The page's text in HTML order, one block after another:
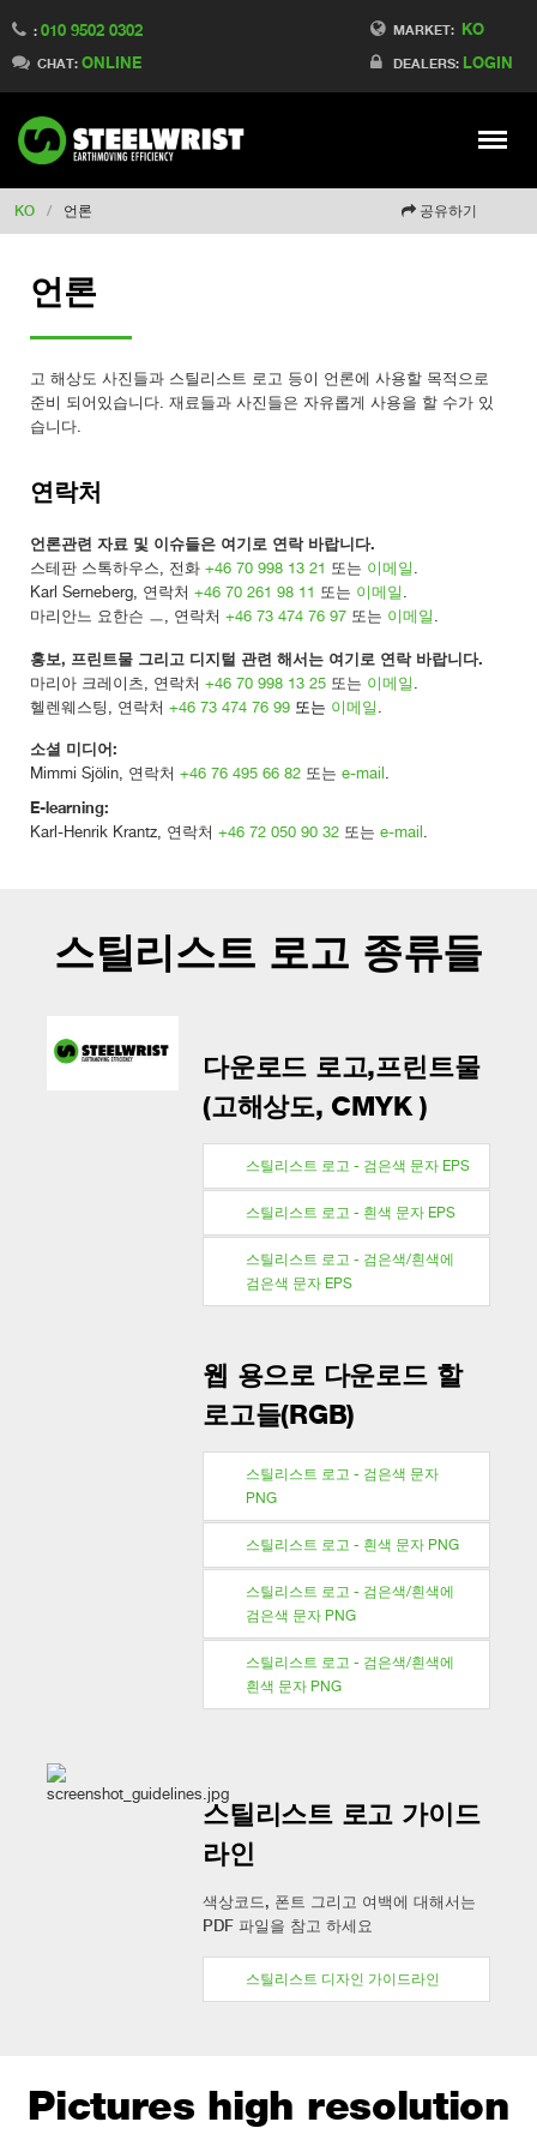
MARKET: KO
DEALERS: LOGIN
: 010 9502 0302
CHAT: ONLINE
Meny
Switch to Finland
Switch to Denmark
Switch to China
Switch to Australia
Change market
KO / 언론 공유하기
언론
고 해상도 사진들과 스틸리스트 로고 등이 언론에 사용할 목적으로
준비 되어있습니다. 재료들과 사진들은 자유롭게 사용을 할 수가 있
습니다.
연락처
언론관련 자료 및 이슈들은 여기로 연락 바랍니다.
스테판 스톡하우스, 전화 +46 70 998 13 21 또는 이메일
Karl Serneberg, 연락처 +46 70 261 98 11 또는 이메일
마리안느 요한슨 ㅡ, 연락처 +46 73 474 76 97 또는 이메일
홍보, 프린트물 그리고 디지털 관련 해서는 여기로 연락 바랍니다.
마리아 크레이츠, 연락처 +46 70 998 13 25 또는 이메일
헬렌웨스팅, 연락처 +46 73 474 76 99 또는 이메일
소셜 미디어:
Mimmi Sjölin, 연락처 +46 76 495 66 82 또는 e-mail .
E-learning:
Karl-Henrik Krantz, 연락처 +46 72 050 90 32 또는 e-mail
스틸리스트 로고 종류들
다운로드 로고,프린트물
(고해상도, CMYK )
스틸리스트 로고 - 검은색 문자 EPS
스틸리스트 로고 - 흰색 문자 EPS
스틸리스트 로고 - 검은색/흰색에
검은색 문자 EPS
웹 용으로 다운로드 할
로고들(RGB)
스틸리스트 로고 - 검은색 문자
PNG
스틸리스트 로고 - 흰색 문자 PNG
스틸리스트 로고 - 검은색/흰색에
검은색 문자 PNG
스틸리스트 로고 - 검은색/흰색에
흰색 문자 PNG
스틸리스트 로고 가이드
라인
색상코드, 폰트 그리고 여백에 대해서는
PDF 파일을 참고 하세요
스틸리스트 디자인 가이드라인
Pictures high resolution